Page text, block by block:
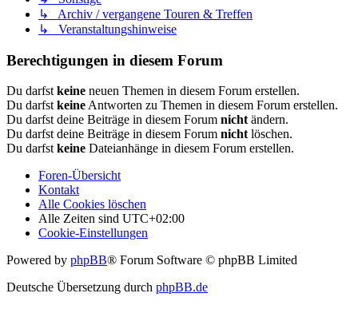
↳ Archiv / vergangene Touren & Treffen
↳ Veranstaltungshinweise
Berechtigungen in diesem Forum
Du darfst keine neuen Themen in diesem Forum erstellen.
Du darfst keine Antworten zu Themen in diesem Forum erstellen.
Du darfst deine Beiträge in diesem Forum nicht ändern.
Du darfst deine Beiträge in diesem Forum nicht löschen.
Du darfst keine Dateianhänge in diesem Forum erstellen.
Foren-Übersicht
Kontakt
Alle Cookies löschen
Alle Zeiten sind UTC+02:00
Cookie-Einstellungen
Powered by phpBB® Forum Software © phpBB Limited
Deutsche Übersetzung durch phpBB.de